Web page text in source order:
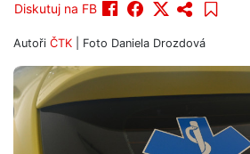
Diskutuj na FB
Autoři ČTK | Foto Daniela Drozdová